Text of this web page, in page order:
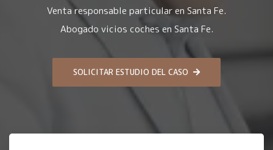
Venta responsable particular en Santa Fe.
Abogado vicios coches en Santa Fe.
SOLICITAR ESTUDIO DEL CASO